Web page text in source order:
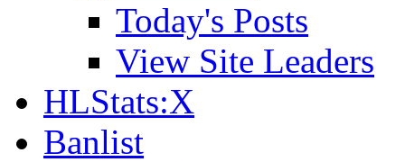
Today's Posts
View Site Leaders
HLStats:X
Banlist